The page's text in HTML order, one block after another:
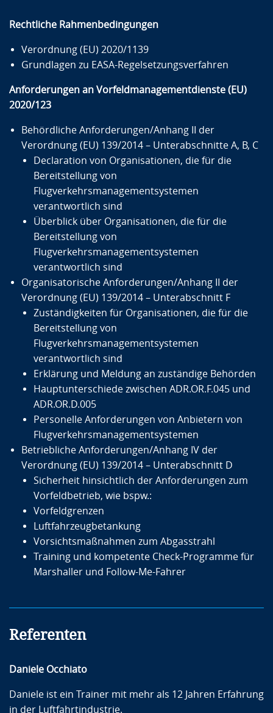
Rechtliche Rahmenbedingungen
Verordnung (EU) 2020/1139
Grundlagen zu EASA-Regelsetzungsverfahren
Anforderungen an Vorfeldmanagementdienste (EU)
2020/123
Behördliche Anforderungen/Anhang II der
Verordnung (EU) 139/2014 – Unterabschnitte A, B, C
Declaration von Organisationen, die für die
Bereitstellung von
Flugverkehrsmanagementsystemen
verantwortlich sind
Überblick über Organisationen, die für die
Bereitstellung von
Flugverkehrsmanagementsystemen
verantwortlich sind
Organisatorische Anforderungen/Anhang II der
Verordnung (EU) 139/2014 – Unterabschnitt F
Zuständigkeiten für Organisationen, die für die
Bereitstellung von
Flugverkehrsmanagementsystemen
verantwortlich sind
Erklärung und Meldung an zuständige Behörden
Hauptunterschiede zwischen ADR.OR.F.045 und
ADR.OR.D.005
Personelle Anforderungen von Anbietern von
Flugverkehrsmanagementsystemen
Betriebliche Anforderungen/Anhang IV der
Verordnung (EU) 139/2014 – Unterabschnitt D
Sicherheit hinsichtlich der Anforderungen zum
Vorfeldbetrieb, wie bspw.:
Vorfeldgrenzen
Luftfahrzeugbetankung
Vorsichtsmaßnahmen zum Abgasstrahl
Training und kompetente Check-Programme für
Marshaller und Follow-Me-Fahrer
Referenten
Daniele Occhiato
Daniele ist ein Trainer mit mehr als 12 Jahren Erfahrung
in der Luftfahrtindustrie.